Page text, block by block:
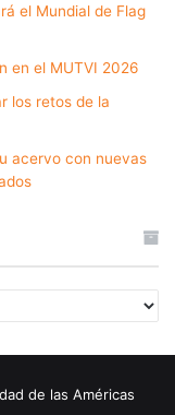
el Mundial de Flag
en el MUTVI 2026
los retos de la
acervo con nuevas
de las Américas